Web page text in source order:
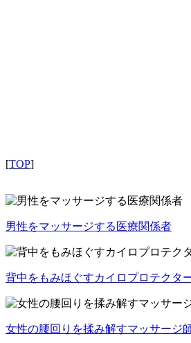
[TOP]
男性をマッサージする医療関係者
背中をもみほぐすカイロプロテクタ
女性の腰回りを揉み解すマッサージ